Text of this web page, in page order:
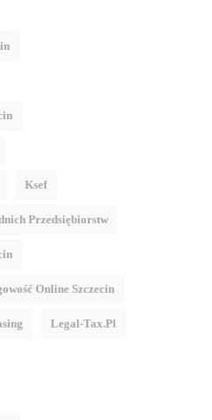
Ksef
Przedsiębiorstw
Online Szczecin
Legal-Tax.pl